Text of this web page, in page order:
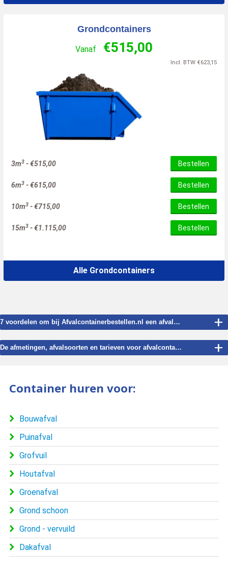
Grondcontainers
Vanaf €515,00
Incl. BTW €623,15
3m3 -€515,00 Bestellen
6m3 -€615,00 Bestellen
10m3 -€715,00 Bestellen
15m3 -€1.115,00 Bestellen
Alle Grondcontainers
7 voordelen om bij Afvalcontainerbestellen.nl een afvalcontainer te huren voor Opperdoes. +
De afmetingen, afvalsoorten en tarieven voor afvalcontainer verhuur in Opperdoes. +
Container huren voor:
Bouwafval
Puinafval
Grofvuil
Houtafval
Groenafval
Grond schoon
Grond - vervuild
Dakafval